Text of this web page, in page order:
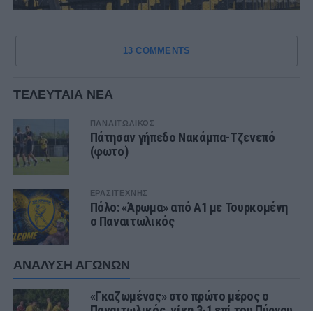
13 COMMENTS
ΤΕΛΕΥΤΑΙΑ ΝΕΑ
ΠΑΝΑΙΤΩΛΙΚΟΣ
Πάτησαν γήπεδο Νακάμπα-Τζενεπό
(φωτο)
ΕΡΑΣΙΤΕΧΝΗΣ
Πόλο: «Άρωμα» από Α1 με Τουρκομένη
ο Παναιτωλικός
ΑΝΑΛΥΣΗ ΑΓΩΝΩΝ
«Γκαζωμένος» στο πρώτο μέρος ο